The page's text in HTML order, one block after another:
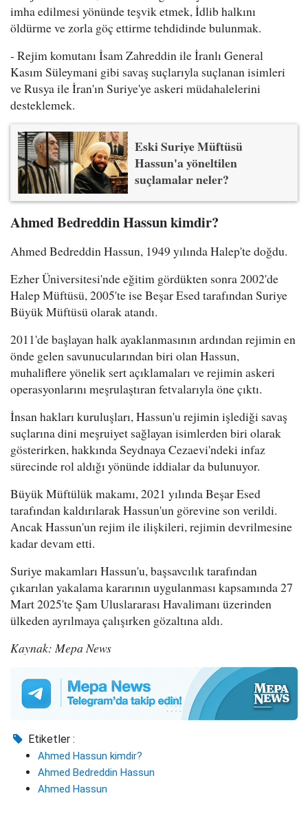
imha edilmesi yönünde teşvik etmek, İdlib halkını
öldürme ve zorla göç ettirme tehdidinde bulunmak.
- Rejim komutanı İsam Zahreddin ile İranlı General
Kasım Süleymani gibi savaş suçlarıyla suçlanan isimleri
ve Rusya ile İran'ın Suriye'ye askeri müdahalelerini
desteklemek.
Eski Suriye Müftüsü
Hassun'a yöneltilen
suçlamalar neler?
Ahmed Bedreddin Hassun kimdir?
Ahmed Bedreddin Hassun, 1949 yılında Halep'te doğdu.
Ezher Üniversitesi'nde eğitim gördükten sonra 2002'de
Halep Müftüsü, 2005'te ise Beşar Esed tarafından Suriye
Büyük Müftüsü olarak atandı.
2011'de başlayan halk ayaklanmasının ardından rejimin en
önde gelen savunucularından biri olan Hassun,
muhaliflere yönelik sert açıklamaları ve rejimin askeri
operasyonlarını meşrulaştıran fetvalarıyla öne çıktı.
İnsan hakları kuruluşları, Hassun'u rejimin işlediği savaş
suçlarına dini meşruiyet sağlayan isimlerden biri olarak
gösterirken, hakkında Seydnaya Cezaevi'ndeki infaz
sürecinde rol aldığı yönünde iddialar da bulunuyor.
Büyük Müftülük makamı, 2021 yılında Beşar Esed
tarafından kaldırılarak Hassun'un görevine son verildi.
Ancak Hassun'un rejim ile ilişkileri, rejimin devrilmesine
kadar devam etti.
Suriye makamları Hassun'u, başsavcılık tarafından
çıkarılan yakalama kararının uygulanması kapsamında 27
Mart 2025'te Şam Uluslararası Havalimanı üzerinden
ülkeden ayrılmaya çalışırken gözaltına aldı.
Kaynak: Mepa News
Etiketler :
Ahmed Hassun kimdir?
Ahmed Bedreddin Hassun
Ahmed Hassun